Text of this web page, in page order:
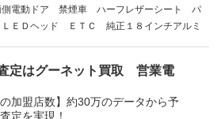
電動ドア 禁煙車 ハーフレザーシート パ
ＥＤヘッド ＥＴＣ 純正１８インチアルミ
定はグーネット買取 営業電
の加盟店数】約30万のデータから予
定を実現！